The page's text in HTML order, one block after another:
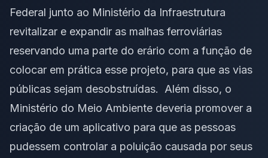
Federal junto ao Ministério da Infraestrutura
revitalizar e expandir as malhas ferroviárias
reservando uma parte do erário com a função de
colocar em prática esse projeto, para que as vias
públicas sejam desobstruídas. Além disso, o
Ministério do Meio Ambiente deveria promover a
criação de um aplicativo para que as pessoas
pudessem controlar a poluição causada por seus